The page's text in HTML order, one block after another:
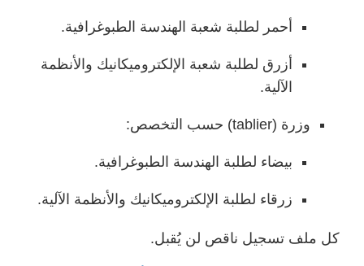
أحمر لطلبة شعبة الهندسة الطبوغرافية.
أزرق لطلبة شعبة الإلكتروميكانيك والأنظمة
الآلية.
وزرة (tablier) حسب التخصص:
بيضاء لطلبة الهندسة الطبوغرافية.
زرقاء لطلبة الإلكتروميكانيك والأنظمة الآلية.
كل ملف تسجيل ناقص لن يُقبل.